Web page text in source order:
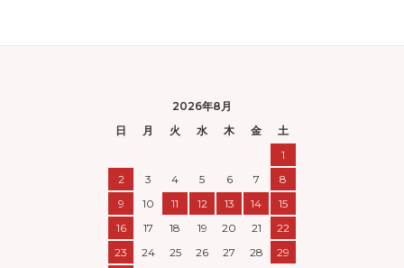
2026年8月
日
月 火 水 木 金
土
1
2
3 4 5 6 7
8
9
10 11 12 13 14
15
16
17 18 19 20 21
22
23
24 25 26 27 28
29